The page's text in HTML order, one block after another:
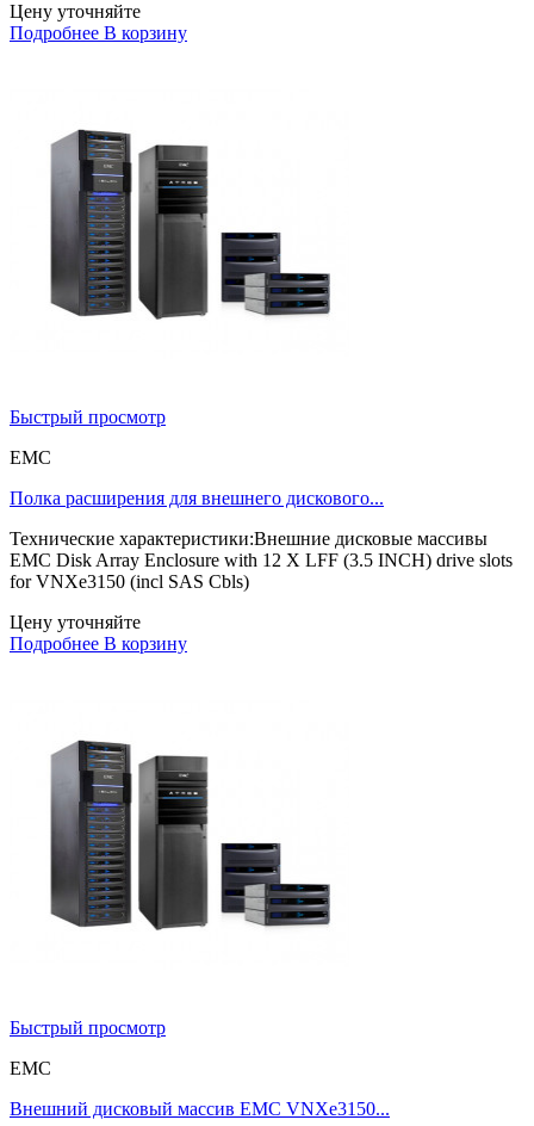
Цену уточняйте
Подробнее В корзину
Быстрый просмотр
EMC
Полка расширения для внешнего дискового...
Технические характеристики:Внешние дисковые массивы
EMC Disk Array Enclosure with 12 X LFF (3.5 INCH) drive slots
for VNXe3150 (incl SAS Cbls)
Цену уточняйте
Подробнее В корзину
Быстрый просмотр
EMC
Внешний дисковый массив EMC VNXe3150...